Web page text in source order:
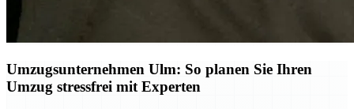
Umzugsunternehmen Ulm: So planen Sie Ihren
Umzug stressfrei mit Experten